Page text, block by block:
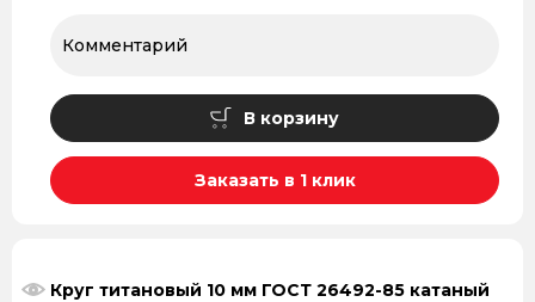
В корзину
Заказать в 1 клик
Круг титановый 10 мм ГОСТ 26492-85 катаный